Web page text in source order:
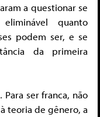
a questionar se
quanto
podem ser, e se
da primeira
Para ser franca, não
teoria de gênero, a